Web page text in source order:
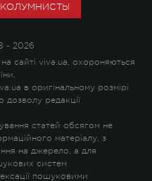
КОЛУМНИСТЫ
- 2026
сайті viva.ua, охороняються
в оригінальному розмірі
дозволу редакції
статей обсягом не
матеріалу, з
на джерело, а для
систем
пошуковими